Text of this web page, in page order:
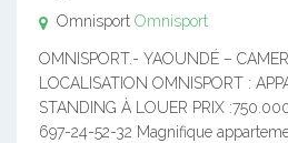
Omnisport Omnisport
OMNISPORT.- YAOUNDÉ –
LOCALISATION OMNISPORT :
STANDING À LOUER PRIX
697-24-52-32 Magnifique